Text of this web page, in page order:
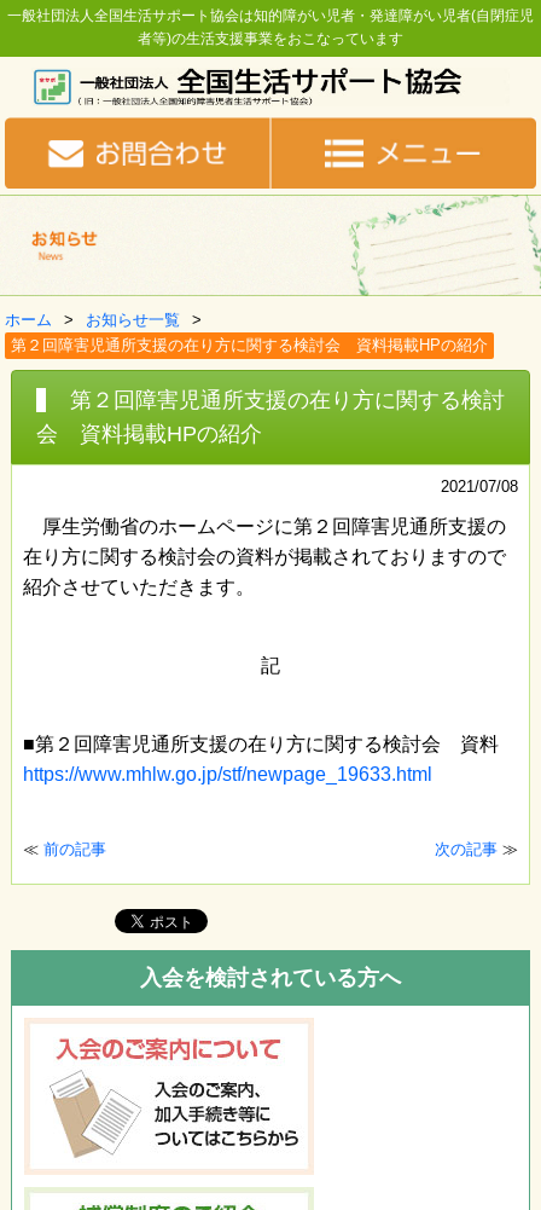
一般社団法人全国生活サポート協会は知的障がい児者・発達障がい児者(自閉症児
者等)の生活支援事業をおこなっています
ホーム
お知らせ一覧
第２回障害児通所支援の在り方に関する検討会 資料掲載HPの紹介
第２回障害児通所支援の在り方に関する検討
会 資料掲載HPの紹介
2021/07/08
厚生労働省のホームページに第２回障害児通所支援の
在り方に関する検討会の資料が掲載されておりますので
紹介させていただきます。
記
■第２回障害児通所支援の在り方に関する検討会 資料
https://www.mhlw.go.jp/stf/newpage_19633.html
≪ 前の記事 次の記事 ≫
入会を検討されている方へ